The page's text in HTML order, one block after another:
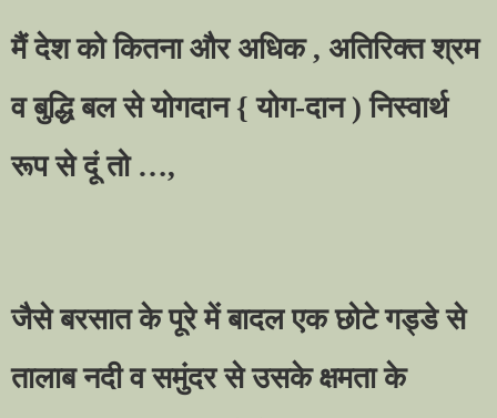
मैं देश को कितना और अधिक , अतिरिक्त श्रम
व बुद्धि बल से योगदान {योग-दान ) निस्वार्थ
रूप से दूं तो …,
जैसे बरसात के पूरे में बादल एक छोटे गड्डे से
तालाब नदी व समुंदर से उसके क्षमता के